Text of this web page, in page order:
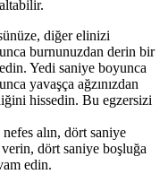
diğer elinizi
burnunuzdan derin bir
Yedi saniye boyunca
yavaşça ağzınızdan
hissedin. Bu egzersizi
alın, dört saniye
dört saniye boşluğa
edin.